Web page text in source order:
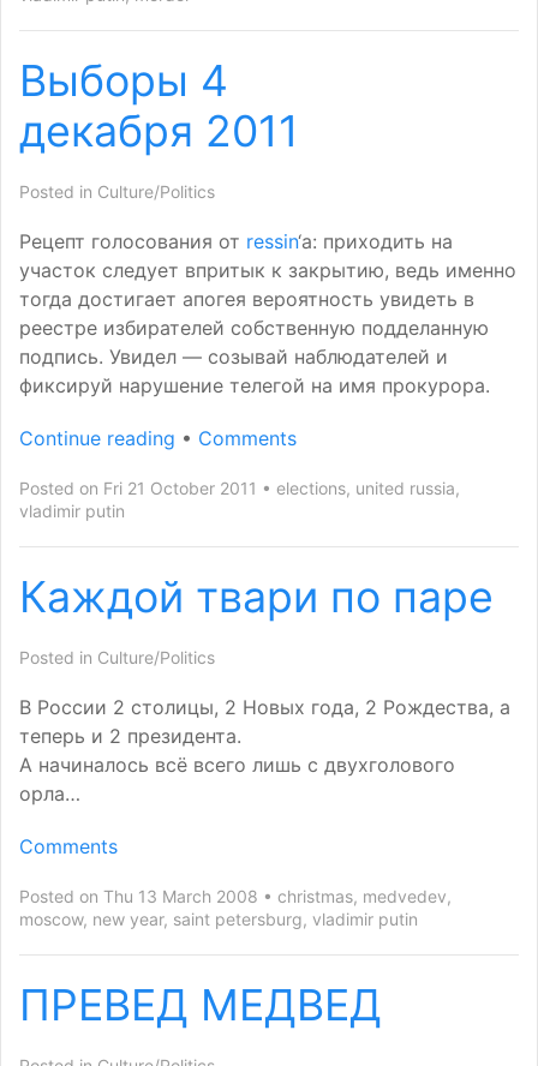
Выборы 4
декабря 2011
Posted in Culture/Politics
Рецепт голосования от ressin‘а: приходить на
участок следует впритык к закрытию, ведь именно
тогда достигает апогея вероятность увидеть в
реестре избирателей собственную подделанную
подпись. Увидел — созывай наблюдателей и
фиксируй нарушение телегой на имя прокурора.
Continue reading • Comments
Posted on Fri 21 October 2011 elections, united russia,
vladimir putin
Каждой твари по паре
Posted in Culture/Politics
В России 2 столицы, 2 Hовых года, 2 Рождества, а
теперь и 2 президента.
А начиналось всё всего лишь с двухголового
орла…
Comments
Posted on Thu 13 March 2008 christmas, medvedev,
moscow, new year, saint petersburg, vladimir putin
ПРЕВЕД МЕДВЕД